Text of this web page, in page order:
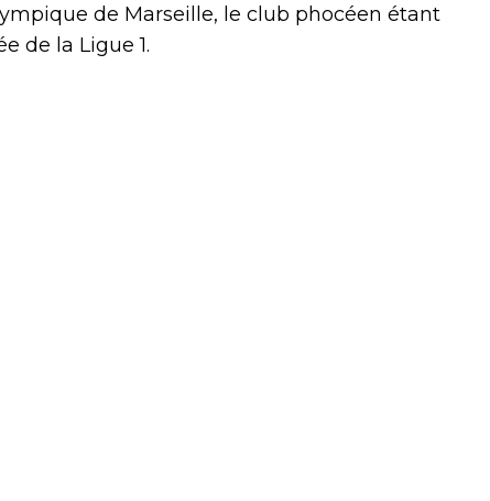
de Marseille, le club phocéen étant
de la Ligue 1.